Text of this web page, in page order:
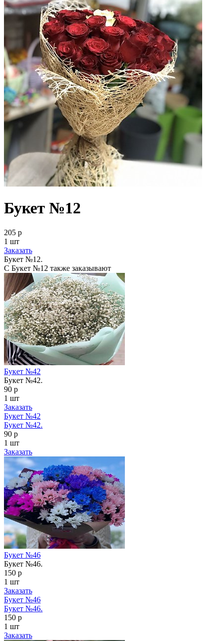
Букет №12
205 р
1 шт
Заказать
Букет №12.
С Букет №12 также заказывают
Букет №42
Букет №42.
90 р
1 шт
Заказать
Букет №42
Букет №42.
90 р
1 шт
Заказать
Букет №46
Букет №46.
150 р
1 шт
Заказать
Букет №46
Букет №46.
150 р
1 шт
Заказать